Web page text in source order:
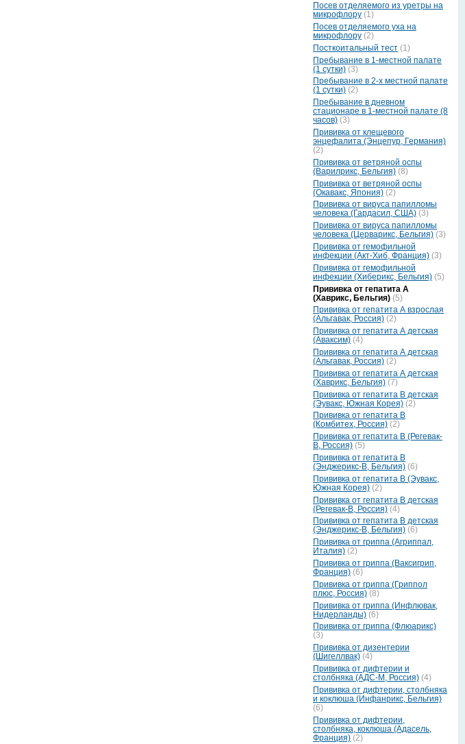
Посев отделяемого из уретры на
микрофлору (1)
Посев отделяемого уха на
микрофлору (2)
Посткоитальный тест (1)
Пребывание в 1-местной палате
(1 сутки) (3)
Пребывание в 2-х местной палате
(1 сутки) (2)
Пребывание в дневном
стационаре в 1-местной палате (8
часов) (3)
Прививка от клещевого
энцефалита (Энцепур, Германия)
(2)
Прививка от ветряной оспы
(Варилрикс, Бельгия) (8)
Прививка от ветряной оспы
(Окавакс, Япония) (2)
Прививка от вируса папилломы
человека (Гардасил, США) (3)
Прививка от вируса папилломы
человека (Церварикс, Бельгия) (3)
Прививка от гемофильной
инфекции (Акт-Хиб, Франция) (3)
Прививка от гемофильной
инфекции (Хиберикс, Бельгия) (5)
Прививка от гепатита А
(Хаврикс, Бельгия) (5)
Прививка от гепатита А взрослая
(Альгавак, Россия) (2)
Прививка от гепатита А детская
(Аваксим) (4)
Прививка от гепатита А детская
(Альгавак, Россия) (2)
Прививка от гепатита А детская
(Хаврикс, Бельгия) (7)
Прививка от гепатита В детская
(Эувакс, Южная Корея) (2)
Прививка от гепатита В
(Комбитех, Россия) (2)
Прививка от гепатита В (Регевак-
В, Россия) (5)
Прививка от гепатита В
(Энджерикс-В, Бельгия) (6)
Прививка от гепатита В (Эувакс,
Южная Корея) (2)
Прививка от гепатита В детская
(Регевак-В, Россия) (4)
Прививка от гепатита В детская
(Энджерикс-В, Бельгия) (6)
Прививка от гриппа (Агриппал,
Италия) (2)
Прививка от гриппа (Ваксигрип,
Франция) (6)
Прививка от гриппа (Гриппол
плюс, Россия) (8)
Прививка от гриппа (Инфлювак,
Нидерланды) (6)
Прививка от гриппа (Флюарикс)
(3)
Прививка от дизентерии
(Шигеллвак) (4)
Прививка от дифтерии и
столбняка (АДС-М, Россия) (4)
Прививка от дифтерии, столбняка
и коклюша (Инфанрикс, Бельгия)
(6)
Прививка от дифтерии,
столбняка, коклюша (Адасель,
Франция) (2)